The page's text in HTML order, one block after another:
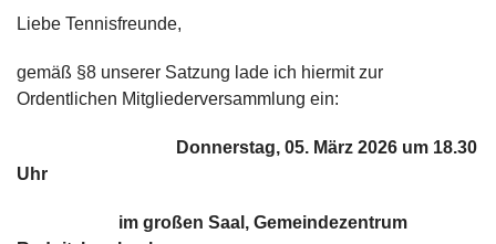
Liebe Tennisfreunde,
gemäß §8 unserer Satzung lade ich hiermit zur
Ordentlichen Mitgliederversammlung ein:
Donnerstag, 05. März 2026 um 18.30
Uhr
im großen Saal, Gemeindezentrum